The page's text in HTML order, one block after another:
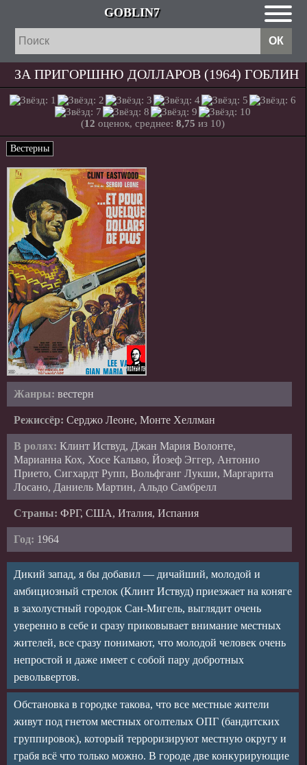
GOBLIN7
ЗА ПРИГОРШНЮ ДОЛЛАРОВ (1964) ГОБЛИН
(12 оценок, среднее: 8,75 из 10)
Вестерны
Жанры: вестерн
Режиссёр: Серджо Леоне, Монте Хеллман
В ролях: Клинт Иствуд, Джан Мария Волонте,
Марианна Кох, Хосе Кальво, Йозеф Эггер, Антонио
Прието, Сигхардт Рупп, Вольфганг Лукши, Маргарита
Лосано, Даниель Мартин, Альдо Самбрелл
Страны: ФРГ, США, Италия, Испания
Год: 1964
Дикий запад, я бы добавил — дичайший, молодой и
амбициозный стрелок (Клинт Иствуд) приезжает на коняге
в захолустный городок Сан-Мигель, выглядит очень
уверенно в себе и сразу приковывает внимание местных
жителей, все сразу понимают, что молодой человек очень
непростой и даже имеет с собой пару добротных
револьвертов.
Обстановка в городке такова, что все местные жители
живут под гнетом местных оголтелых ОПГ (бандитских
группировок), который терроризируют местную округу и
грабя всё что только можно. В городе две конкурирующие